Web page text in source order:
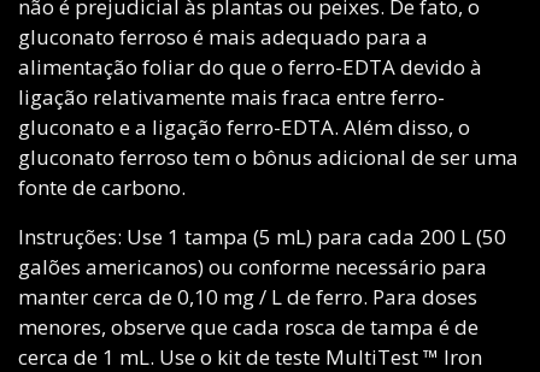
não é prejudicial às plantas ou peixes. De fato, o
gluconato ferroso é mais adequado para a
alimentação foliar do que o ferro-EDTA devido à
ligação relativamente mais fraca entre ferro-
gluconato e a ligação ferro-EDTA. Além disso, o
gluconato ferroso tem o bônus adicional de ser uma
fonte de carbono.
Instruções: Use 1 tampa (5 mL) para cada 200 L (50
galões americanos) ou conforme necessário para
manter cerca de 0,10 mg / L de ferro. Para doses
menores, observe que cada rosca de tampa é de
cerca de 1 mL. Use o kit de teste MultiTest ™ Iron